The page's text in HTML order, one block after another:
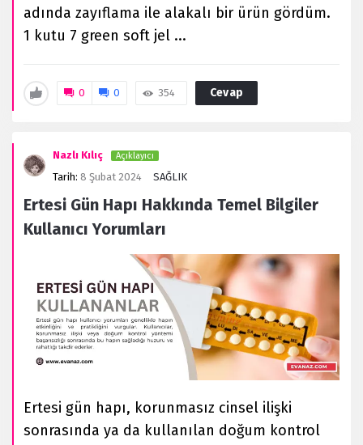
adında zayıflama ile alakalı bir ürün gördüm.
1 kutu 7 green soft jel ...
0 0 354 Cevap
Nazlı Kılıç Açıklayıcı
Tarih: 8 Şubat 2024 SAĞLIK
Ertesi Gün Hapı Hakkında Temel Bilgiler
Kullanıcı Yorumları
Ertesi gün hapı, korunmasız cinsel ilişki
sonrasında ya da kullanılan doğum kontrol